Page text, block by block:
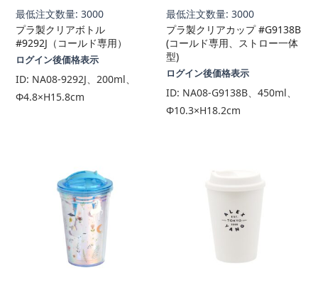
最低注文数量: 3000
プラ製クリアボトル
#9292J（コールド専用）
ログイン後価格表示
ID: NA08-9292J、200ml、
Φ4.8×H15.8cm
最低注文数量: 3000
プラ製クリアカップ #G9138B
(コールド専用、ストロー一体
型)
ログイン後価格表示
ID: NA08-G9138B、450ml、
Φ10.3×H18.2cm